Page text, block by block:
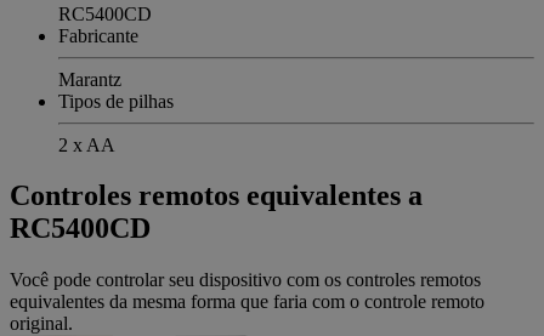
RC5400CD
Fabricante
Marantz
Tipos de pilhas
2 x AA
Controles remotos equivalentes a
RC5400CD
Você pode controlar seu dispositivo com os controles remotos
equivalentes da mesma forma que faria com o controle remoto
original.